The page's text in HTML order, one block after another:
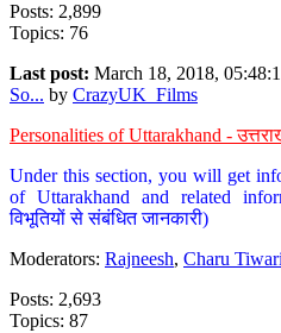
Posts: 2,899
Topics: 76
Last post: March 18, 2018,
So... by CrazyUK_Films
Personalities of Uttarakhand -
Under this section, you will get
of Uttarakhand and related
विभूतियों से संबंधित जानकारी)
Moderators: Rajneesh, Charu Tiwari
Posts: 2,693
Topics: 87